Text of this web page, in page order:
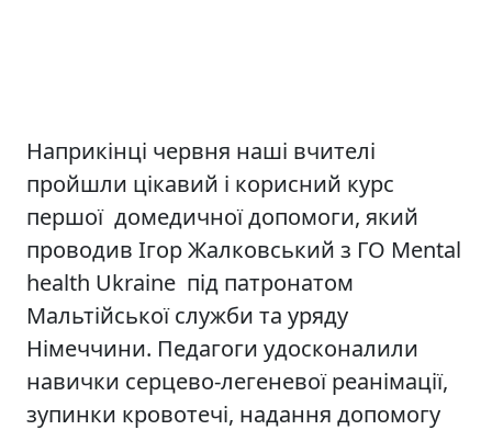
Наприкінці червня наші вчителі
пройшли цікавий і корисний курс
першої домедичної допомоги, який
проводив Ігор Жалковський з ГО Mental
health Ukraine під патронатом
Мальтійської служби та уряду
Німеччини. Педагоги удосконалили
навички серцево-легеневої реанімації,
зупинки кровотечі, надання допомогу